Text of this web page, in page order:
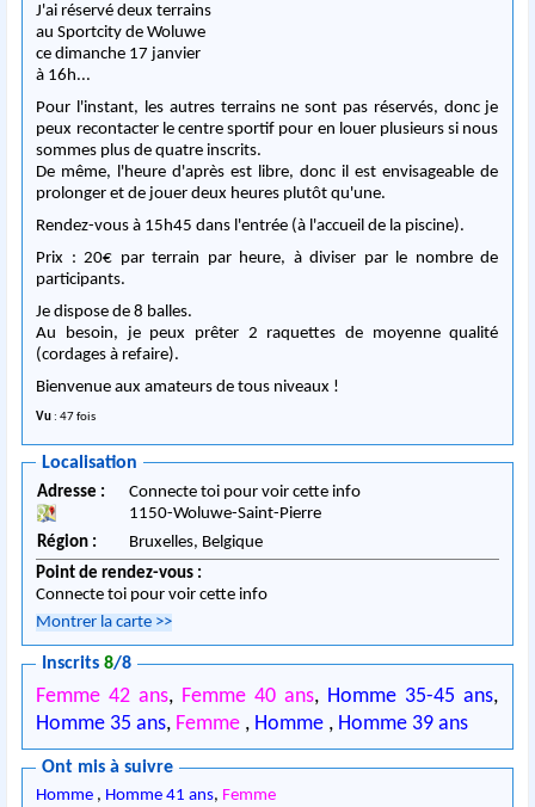
J'ai réservé deux terrains
au Sportcity de Woluwe
ce dimanche 17 janvier
à 16h...
Pour l'instant, les autres terrains ne sont pas réservés, donc je
peux recontacter le centre sportif pour en louer plusieurs si nous
sommes plus de quatre inscrits.
De même, l'heure d'après est libre, donc il est envisageable de
prolonger et de jouer deux heures plutôt qu'une.
Rendez-vous à 15h45 dans l'entrée (à l'accueil de la piscine).
Prix : 20€ par terrain par heure, à diviser par le nombre de
participants.
Je dispose de 8 balles.
Au besoin, je peux prêter 2 raquettes de moyenne qualité
(cordages à refaire).
Bienvenue aux amateurs de tous niveaux !
Vu : 47 fois
Localisation
Adresse :
Connecte toi pour voir cette info
1150-Woluwe-Saint-Pierre
Région :
Bruxelles, Belgique
Point de rendez-vous :
Connecte toi pour voir cette info
Montrer la carte >>
Inscrits8/8
Femme 42 ans, Femme 40 ans, Homme 35-45 ans,
Homme 35 ans, Femme , Homme , Homme 39 ans
Ont mis à suivre
Homme , Homme 41 ans, Femme